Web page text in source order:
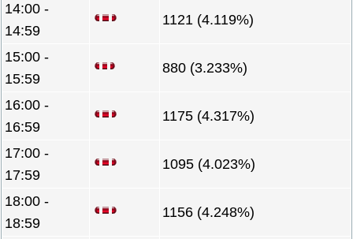
14:00 -
14:59
1121 (4.119%)
15:00 -
15:59
880 (3.233%)
16:00 -
16:59
1175 (4.317%)
17:00 -
17:59
1095 (4.023%)
18:00 -
18:59
1156 (4.248%)